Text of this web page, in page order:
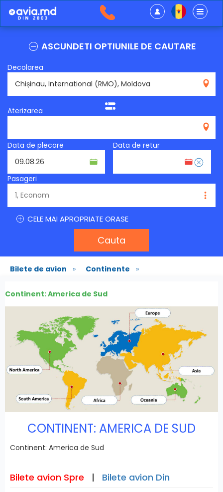
ASCUNDETI OPTIUNILE DE CAUTARE
Decolarea
Aterizarea
Data de plecare Data de retur
Pasageri
CELE MAI APROPRIATE ORASE
Cauta
Bilete de avion » Continente »
Continent: America de Sud
CONTINENT: AMERICA DE SUD
Continent: America de Sud
Bilete avion Spre | Bilete avion Din